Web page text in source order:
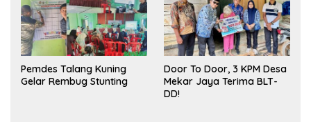
Pemdes Talang Kuning
Gelar Rembug Stunting
Door To Door, 3 KPM Desa
Mekar Jaya Terima BLT-
DD!